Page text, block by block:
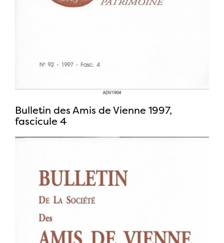
Bulletin des Amis de Vienne 1997,
fascicule 4